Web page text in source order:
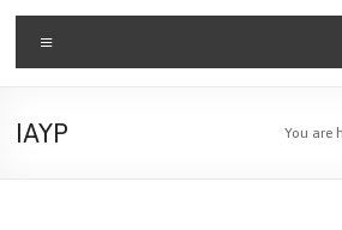
Balai
Pendidikan
Pondok
IAYP You are